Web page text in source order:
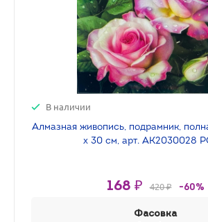
В наличии
Алмазная живопись, подрамник,
х 30 см, арт. AK2030028
168 ₽ 420 ₽ -60%
Фасовка